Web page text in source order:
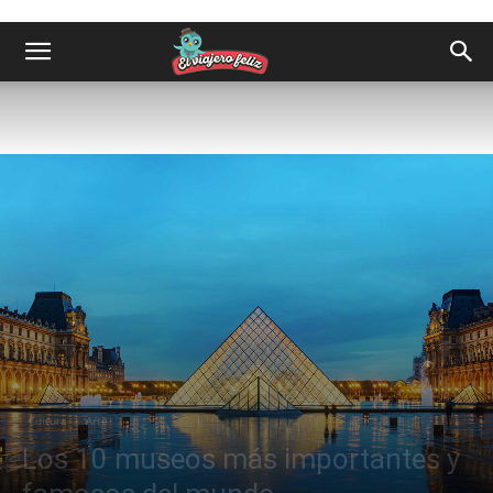
Cultura Arte
Los 10 museos más importantes y